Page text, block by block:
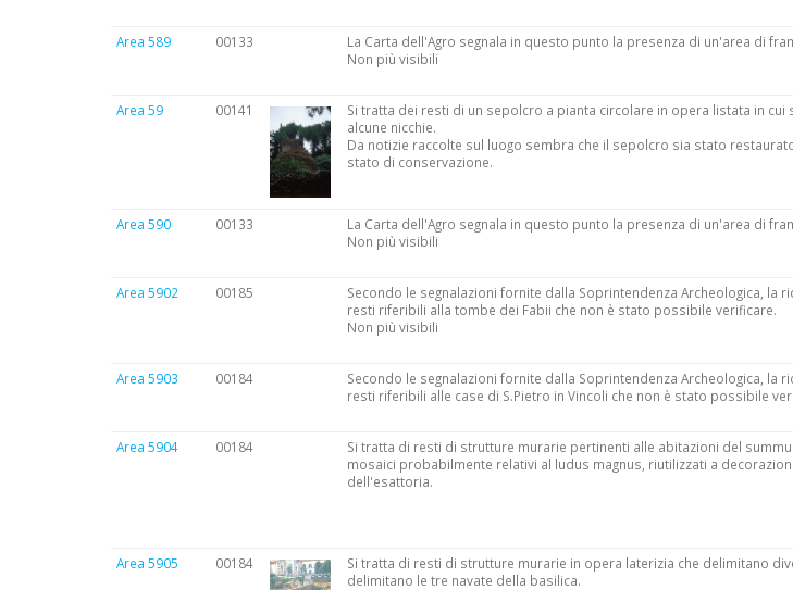
Area 589 00133
La Carta dell'Agro segnala in questo punto la presenza di un'area di
Non più visibili
Area 59 00141
Si tratta dei resti di un sepolcro a pianta circolare in opera listata in
alcune nicchie.
Da notizie raccolte sul luogo sembra che il sepolcro sia stato
stato di conservazione.
Area 590 00133
La Carta dell'Agro segnala in questo punto la presenza di un'area di
Non più visibili
Area 5902 00185
Secondo le segnalazioni fornite dalla Soprintendenza Archeologica, la
resti riferibili alla tombe dei Fabii che non è stato possibile verificare.
Non più visibili
Area 5903 00184
Secondo le segnalazioni fornite dalla Soprintendenza Archeologica, la
resti riferibili alle case di S.Pietro in Vincoli che non è stato possibile
Area 5904 00184
Si tratta di resti di strutture murarie pertinenti alle abitazioni del
mosaici probabilmente relativi al ludus magnus, riutilizzati a
dell'esattoria.
Area 5905 00184
Si tratta di resti di strutture murarie in opera laterizia che delimitano
delimitano le tre navate della basilica.